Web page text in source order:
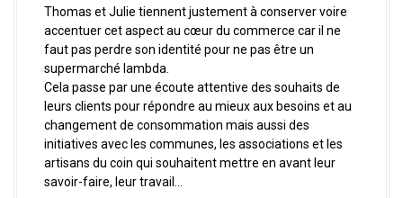
Thomas et Julie tiennent justement à conserver voire
accentuer cet aspect au cœur du commerce car il ne
faut pas perdre son identité pour ne pas être un
supermarché lambda.
Cela passe par une écoute attentive des souhaits de
leurs clients pour répondre au mieux aux besoins et au
changement de consommation mais aussi des
initiatives avec les communes, les associations et les
artisans du coin qui souhaitent mettre en avant leur
savoir-faire, leur travail…